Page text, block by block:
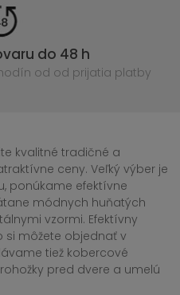
do 48 h
od od prijatia platby
kvalitné tradičné a
ceny. Veľký výber je
ponúkame efektívne
módnych huňatých
vzormi. Efektívny
si môžete objednať v
tiež kobercové
pred dvere a umelú